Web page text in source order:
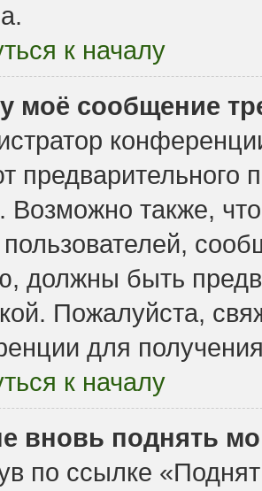
к началу
моё сообщение
предварительного
также,
пользователей,
должны быть
Пожалуйста,
для
к началу
вновь поднять
по ссылке